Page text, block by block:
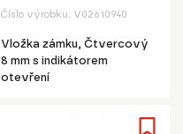
Číslo výrobku: V02610940
Vložka zámku, Čtvercový
8 mm s indikátorem
otevření